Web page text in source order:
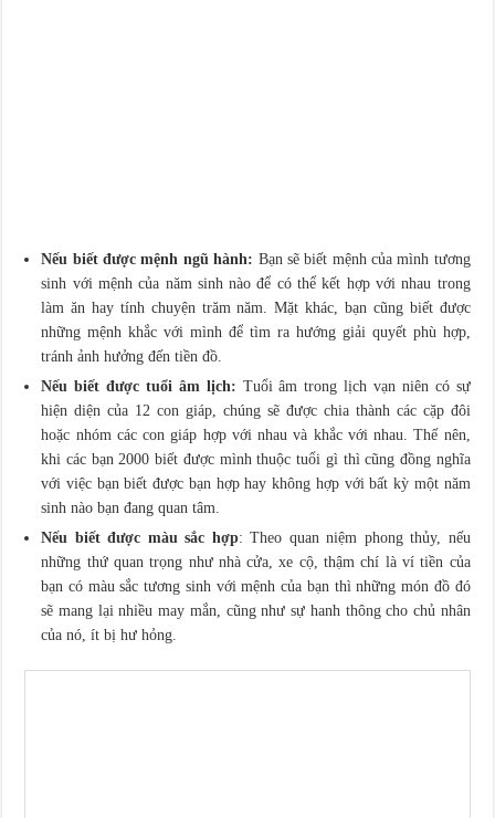
Nếu biết được mệnh ngũ hành: Bạn sẽ biết mệnh của mình tương
sinh với mệnh của năm sinh nào để có thể kết hợp với nhau trong
làm ăn hay tính chuyện trăm năm. Mặt khác, bạn cũng biết được
những mệnh khắc với mình để tìm ra hướng giải quyết phù hợp,
tránh ảnh hưởng đến tiền đồ.
Nếu biết được tuổi âm lịch: Tuổi âm trong lịch vạn niên có sự
hiện diện của 12 con giáp, chúng sẽ được chia thành các cặp đôi
hoặc nhóm các con giáp hợp với nhau và khắc với nhau. Thế nên,
khi các bạn 2000 biết được mình thuộc tuổi gì thì cũng đồng nghĩa
với việc bạn biết được bạn hợp hay không hợp với bất kỳ một năm
sinh nào bạn đang quan tâm.
Nếu biết được màu sắc hợp: Theo quan niệm phong thủy, nếu
những thứ quan trọng như nhà cửa, xe cộ, thậm chí là ví tiền của
bạn có màu sắc tương sinh với mệnh của bạn thì những món đồ đó
sẽ mang lại nhiều may mắn, cũng như sự hanh thông cho chủ nhân
của nó, ít bị hư hỏng.